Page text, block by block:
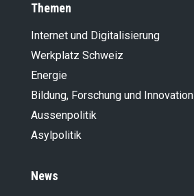
Themen
Internet und Digitalisierung
Werkplatz Schweiz
Energie
Bildung, Forschung und Innovation
Aussenpolitik
Asylpolitik
News